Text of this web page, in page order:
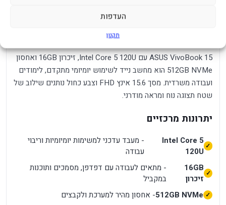
העדפות
תקנון
מחשב נייד ASUS VivoBook 15 Core 5
120U 16GB 512NVME 15.6 FHD DOS Blue
ASUS VivoBook 15 עם Intel Core 5 120U, זיכרון 16GB ואחסון
512GB NVMe הוא מחשב נייד לשימוש יומיומי מתקדם, לימודים
ועבודה משרדית. מסך 15.6 אינץ FHD וצבע כחול נותנים שילוב של
שטח תצוגה נוח ומראה מודרני.
יתרונות מרכזיים
Intel Core 5
120U
- מעבד עדכני למשימות יומיומיות וריבוי
עבודה
16GB
זיכרון
- מתאים לעבודה עם דפדפן, מסמכים ותוכנות
במקביל
512GB NVMe- אחסון מהיר למערכת ולקבצים